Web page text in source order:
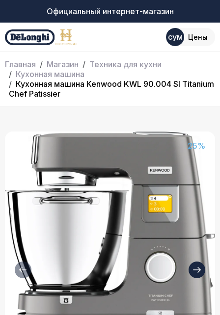
Официальный интернет-магазин
сум Цены
Главная Магазин
Техника для кухни
Кухонная машина
Кухонная машина Kenwood KWL 90.004 SI Titanium
Chef Patissier
25%